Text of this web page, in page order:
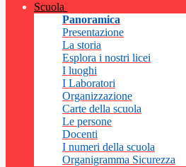
Scuola
Panoramica
Presentazione
La storia
Esplora i nostri licei
I luoghi
I Laboratori
Organizzazione
Carte della scuola
Le persone
Docenti
I numeri della scuola
Organigramma Sicurezza